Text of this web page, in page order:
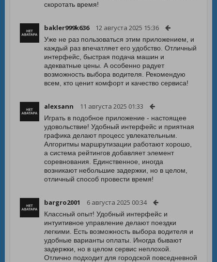
скоротать время!
bakler999k636 12 августа 2025 15:36
Уже не раз пользоваться этим приложением, и
каждый раз впечатляет его удобство. Отличный
интерфейс, быстрая подача машин и
адекватные цены. А особенно радует
возможность выбора водителя. Рекомендую
всем, кто ценит комфорт и качество сервиса!
alexsann 11 августа 2025 01:33
Играть в подобное приложение - настоящее
удовольствие! Удобный интерфейс и приятная
графика делают процесс увлекательным.
Алгоритмы маршрутизации работают хорошо,
а система рейтингов добавляет элемент
соревнования. Единственное, иногда
возникают небольшие задержки, но в целом,
отличный способ провести время!
bargro2001 6 августа 2025 00:34
Классный опыт! Удобный интерфейс и
интуитивное управление делают поездки
легкими. Есть возможность выбора водителя и
удобные варианты оплаты. Иногда бывают
задержки, но в целом сервис неплохой.
Отлично подходит для городской повседневной